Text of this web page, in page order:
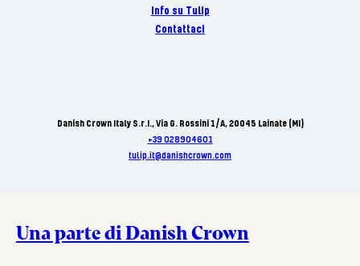
Info su Tulip
Contattaci
Danish Crown Italy S.r.I., Via G. Rossini 1/A, 20045 Lainate (MI)
+39 028904601
tulip.it@danishcrown.com
Una parte di Danish Crown